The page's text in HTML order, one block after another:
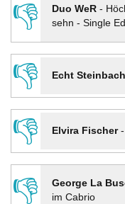
👎
Duo WeR-
sehn - Single
👎
Echt Steinbach
👎
Elvira Fischer-
👎
George La
im Cabrio